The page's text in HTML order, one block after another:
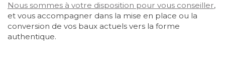
Nous sommes à votre disposition pour vous conseiller,
et vous accompagner dans la mise en place ou la
conversion de vos baux actuels vers la forme
authentique.